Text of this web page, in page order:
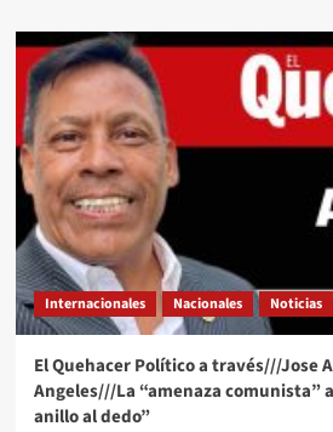
Internacionales Nacionales Noticias
El Quehacer Político a través///Jose
Angeles///La “amenaza comunista”
anillo al dedo”